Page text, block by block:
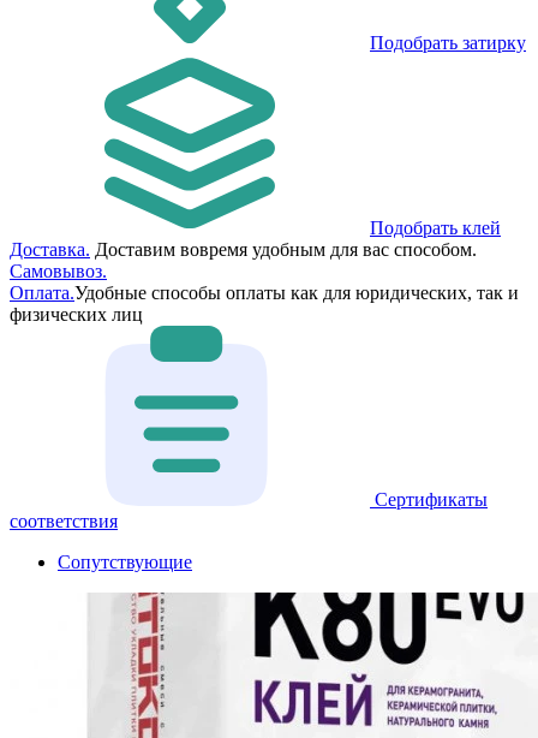
Подобрать затирку
Подобрать клей
Доставка. Доставим вовремя удобным для вас способом.
Самовывоз.
Оплата.Удобные способы оплаты как для юридических, так и
физических лиц
Сертификаты
соответствия
Сопутствующие